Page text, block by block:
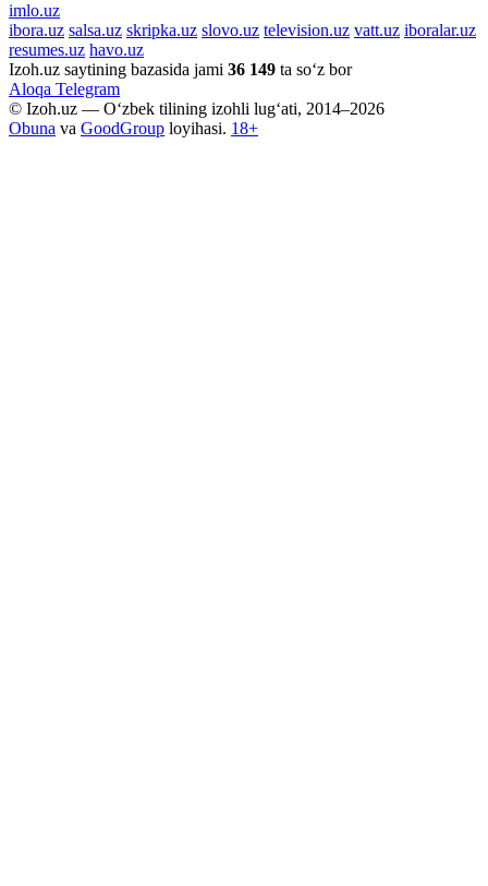
imlo.uz
ibora.uz salsa.uz skripka.uz slovo.uz television.uz vatt.uz iboralar.uz
resumes.uz havo.uz
Izoh.uz saytining bazasida jami 36 149 ta so‘z bor
Aloqa Telegram
© Izoh.uz — O‘zbek tilining izohli lug‘ati, 2014–2026
Obuna va GoodGroup loyihasi. 18+